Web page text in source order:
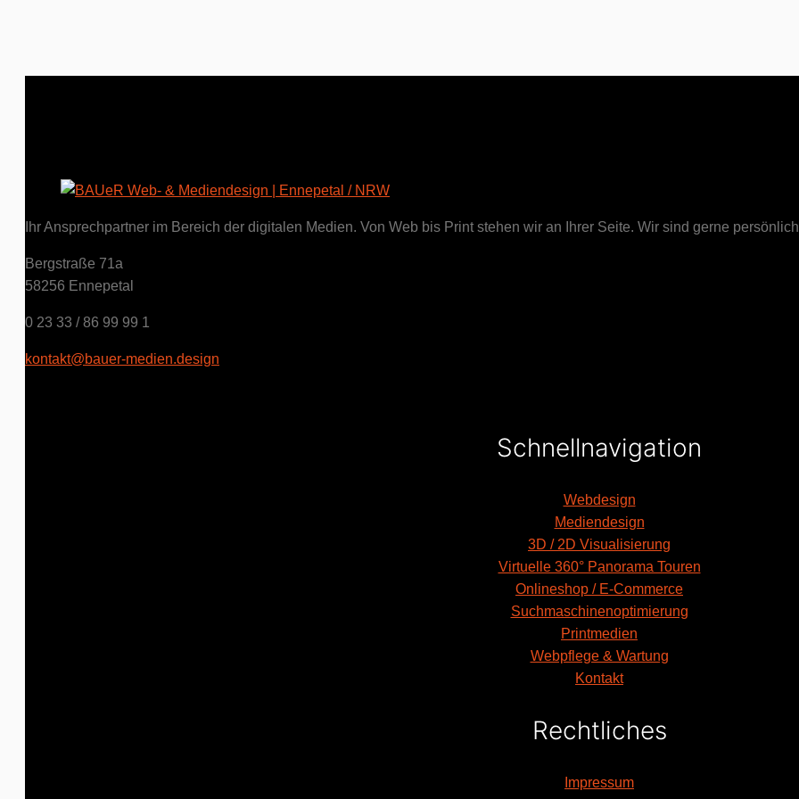
Ihr Ansprechpartner im Bereich der digitalen Medien. Von Web bis Print stehen wir an Ihrer Seite. Wir sind gerne
Bergstraße 71a
58256 Ennepetal
0 23 33 / 86 99 99 1
kontakt@bauer-medien.design
Schnellnavigation
Webdesign
Mediendesign
3D / 2D Visualisierung
Virtuelle 360° Panorama Touren
Onlineshop / E-Commerce
Suchmaschinenoptimierung
Printmedien
Webpflege & Wartung
Kontakt
Rechtliches
Impressum